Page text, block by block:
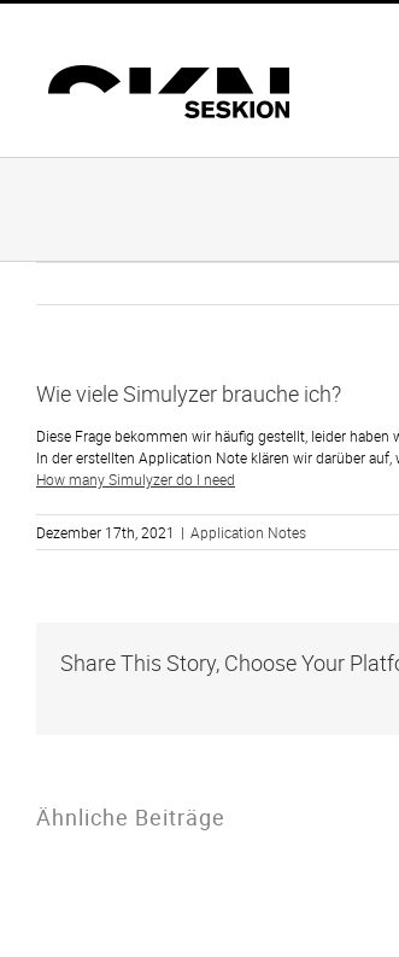
Zum
Wie viele Simulyzer brauche ich?
Diese Frage bekommen wir häufig gestellt, leider
In der erstellten Application Note klären wir darüber
How many Simulyzer do I need
Dezember 17th, 2021 | Application Notes
Share This Story, Choose Your
Ähnliche Beiträge